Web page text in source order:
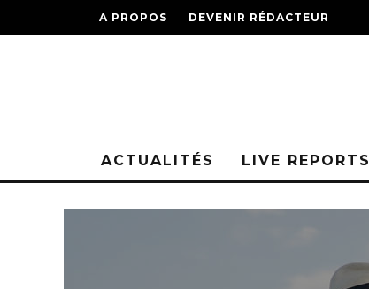
A PROPOS DEVENIR RÉDACTEUR
ACTUALITÉS LIVE REPORTS